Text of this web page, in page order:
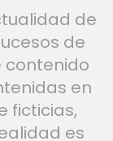
de
de
contenido
en
ficticias,
es